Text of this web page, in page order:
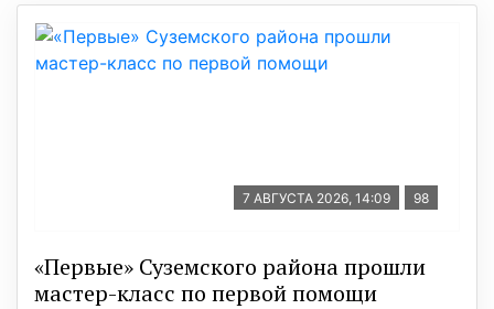
7 АВГУСТА 2026, 14:09 98
«Первые» Суземского района прошли
мастер-класс по первой помощи